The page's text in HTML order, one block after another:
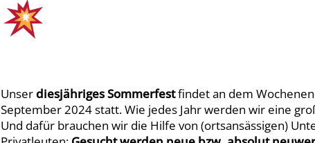
Unser diesjähriges Sommerfestfindet an dem
September 2024 statt. Wie jedes Jahr werden wir eine
Und dafür brauchen wir die Hilfe von (ortsansässigen)